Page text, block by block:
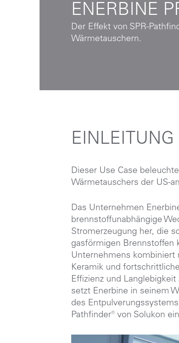
ENERBINE
Der Effekt von SPR-
Wärmetauschern.
EINLEITUNG
Dieser Use Case
Wärmetauschers der US-
Das Unternehmen
brennstoffunabhängige
Stromerzeugung her, die
gasförmigen Brennstoffen
Unternehmens
Keramik und
Effizienz und
setzt Enerbine in seinem
des Entpulverungssystems
Pathfinder® von Solukon